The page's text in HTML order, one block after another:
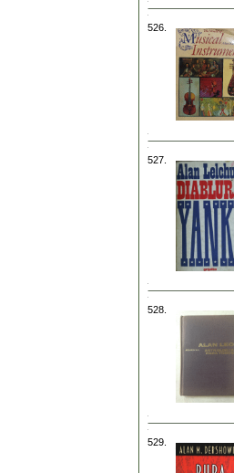
526.
527.
528.
529.